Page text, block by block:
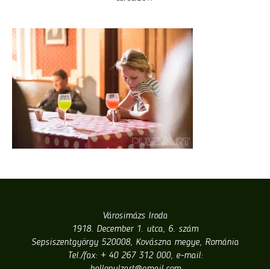
Városimázs Iroda
1918. December 1. utca, 6. szám
Sepsiszentgyörgy 520008, Kovászna megye, Románia
Tel./fax: + 40 267 312 000, e-mail: